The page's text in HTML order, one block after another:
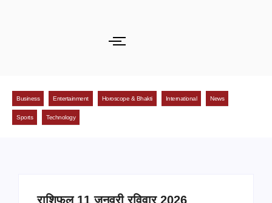
Business Entertainment Horoscope & Bhakti International News
Sports Technology
राशिफल 11 जनवरी रविवार 2026